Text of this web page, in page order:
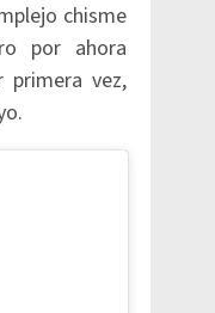
chisme
por ahora
primera vez,